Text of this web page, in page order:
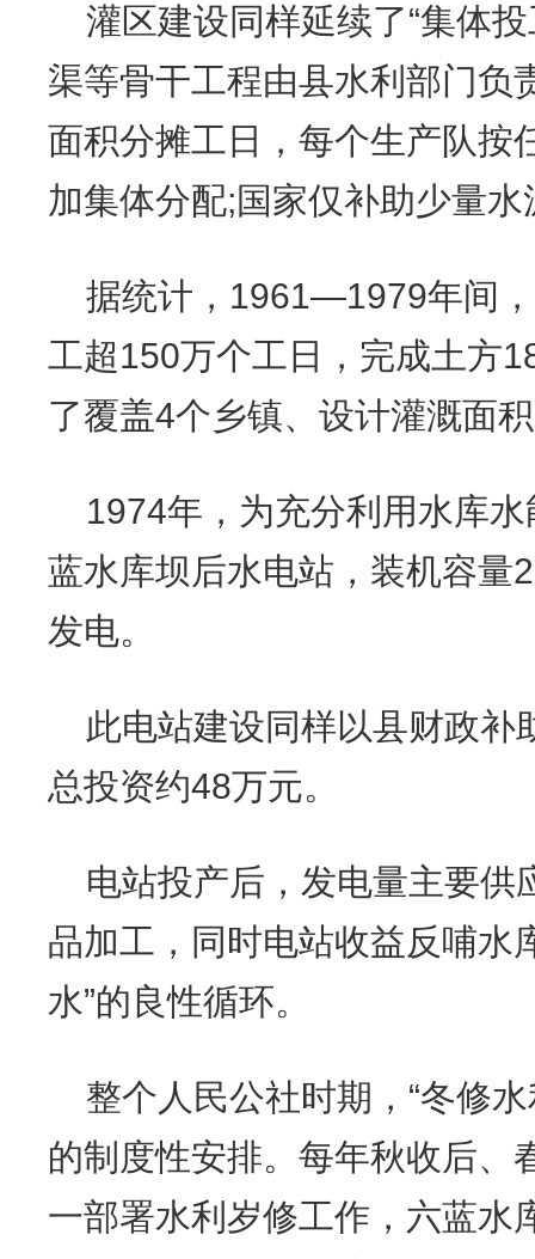
灌区建设同样延续了“集体
渠等骨干工程由县水利部门负
面积分摊工日，每个生产队按
加集体分配;国家仅补助少量
据统计，1961—1979年间
工超150万个工日，完成土方
了覆盖4个乡镇、设计灌溉面
1974年，为充分利用水库
蓝水库坝后水电站，装机容量
发电。
此电站建设同样以县财政补
总投资约48万元。
电站投产后，发电量主要供
品加工，同时电站收益反哺水
水”的良性循环。
整个人民公社时期，“冬修
的制度性安排。每年秋收后、
一部署水利岁修工作，六蓝水